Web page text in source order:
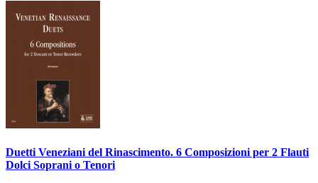
Duetti Veneziani del Rinascimento. 6 Composizioni per 2 Flauti
Dolci Soprani o Tenori